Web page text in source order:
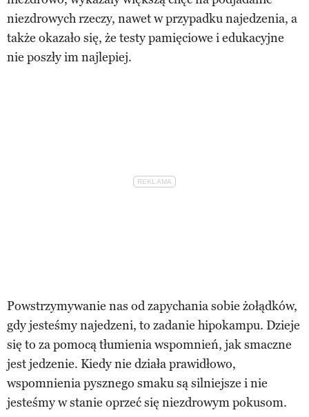
niezdrowych rzeczy, nawet w przypadku najedzenia, a
także okazało się, że testy pamięciowe i edukacyjne
nie poszły im najlepiej.
Powstrzymywanie nas od zapychania sobie żołądków,
gdy jesteśmy najedzeni, to zadanie hipokampu. Dzieje
się to za pomocą tłumienia wspomnień, jak smaczne
jest jedzenie. Kiedy nie działa prawidłowo,
wspomnienia pysznego smaku są silniejsze i nie
jesteśmy w stanie oprzeć się niezdrowym pokusom.